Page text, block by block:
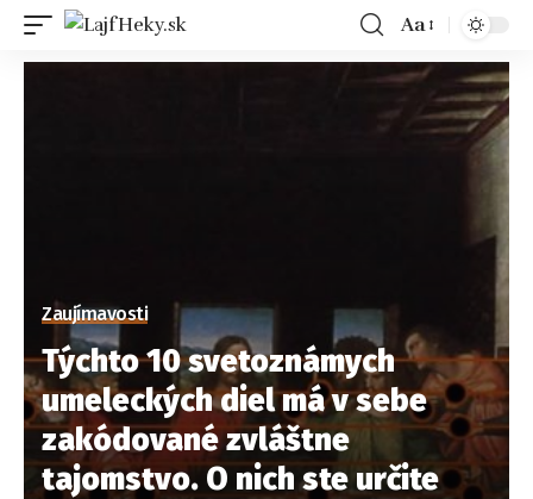
Aa
Zaujímavosti
Týchto 10 svetoznámych
umeleckých diel má v sebe
zakódované zvláštne
tajomstvo. O nich ste určite